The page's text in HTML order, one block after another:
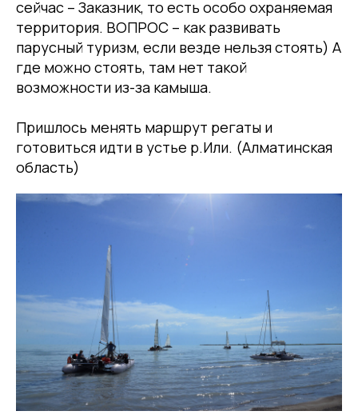
сейчас – Заказник, то есть особо охраняемая
территория. ВОПРОС – как развивать
парусный туризм, если везде нельзя стоять) А
где можно стоять, там нет такой
возможности из-за камыша.
Пришлось менять маршрут регаты и
готовиться идти в устье р.Или. (Алматинская
область)